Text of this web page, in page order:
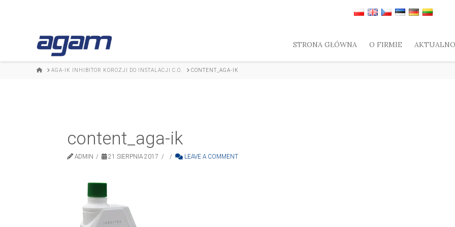
STRONA GŁÓWNA O FIRMIE
HOMEAGA-IK INHIBITOR KOROZJI DO INSTALACJI C.O. CONTENT_AGA-IK
content_aga-ik
ADMIN 21 SIERPNIA 2017 LEAVE A COMMENT